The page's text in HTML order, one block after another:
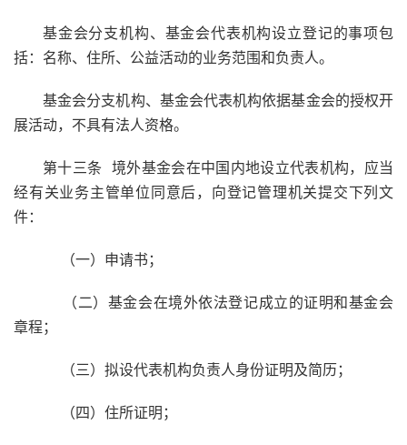
基金会分支机构、基金会代表机构设立登记的事项包
括：名称、住所、公益活动的业务范围和负责人。
基金会分支机构、基金会代表机构依据基金会的授权开
展活动，不具有法人资格。
第十三条 境外基金会在中国内地设立代表机构，应当
经有关业务主管单位同意后，向登记管理机关提交下列文
件：
（一）申请书；
（二）基金会在境外依法登记成立的证明和基金会
章程；
（三）拟设代表机构负责人身份证明及简历；
（四）住所证明；